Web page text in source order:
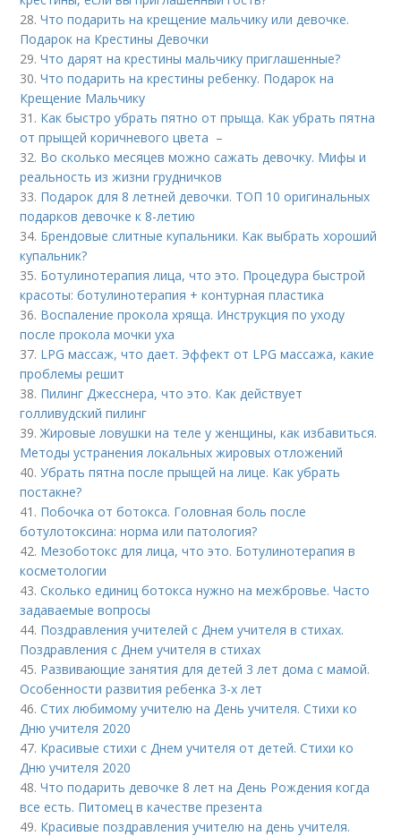
28.Что подарить на крещение мальчику или девочке.
Подарок на Крестины Девочки
29.Что дарят на крестины мальчику приглашенные?
30.Что подарить на крестины ребенку. Подарок на
Крещение Мальчику
31. Как быстро убрать пятно от прыща. Как убрать пятна
от прыщей коричневого цвета –
32. Во сколько месяцев можно сажать девочку. Мифы и
реальность из жизни грудничков
33. Подарок для 8 летней девочки. ТОП 10 оригинальных
подарков девочке к 8-летию
34. Брендовые слитные купальники. Как выбрать хороший
купальник?
35. Ботулинотерапия лица, что это. Процедура быстрой
красоты: ботулинотерапия + контурная пластика
36. Воспаление прокола хряща. Инструкция по уходу
после прокола мочки уха
37. LPG массаж, что дает. Эффект от LPG массажа, какие
проблемы решит
38. Пилинг Джесснера, что это. Как действует
голливудский пилинг
39.Жировые ловушки на теле у женщины, как избавиться.
Методы устранения локальных жировых отложений
40.Убрать пятна после прыщей на лице. Как убрать
постакне?
41. Побочка от ботокса. Головная боль после
ботулотоксина: норма или патология?
42. Мезоботокс для лица, что это. Ботулинотерапия в
косметологии
43.Сколько единиц ботокса нужно на межбровье. Часто
задаваемые вопросы
44. Поздравления учителей с Днем учителя в стихах.
Поздравления с Днем учителя в стихах
45. Развивающие занятия для детей 3 лет дома с мамой.
Особенности развития ребенка 3-х лет
46.Стих любимому учителю на День учителя. Стихи ко
Дню учителя 2020
47. Красивые стихи с Днем учителя от детей. Стихи ко
Дню учителя 2020
48.Что подарить девочке 8 лет на День Рождения когда
все есть. Питомец в качестве презента
49. Красивые поздравления учителю на день учителя.